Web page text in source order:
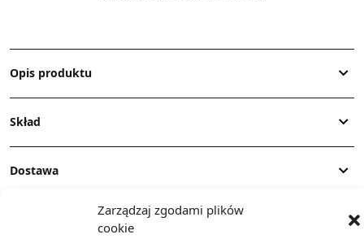
Zarządzaj zgodami plików
cookie
Opis produktu
Skład
Dostawa
Dodatkowe informacje